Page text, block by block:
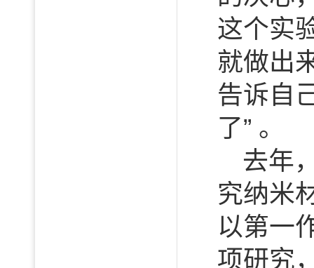
这个实
就做出
告诉自
了” 。
去年
究纳米
以第一
项研究